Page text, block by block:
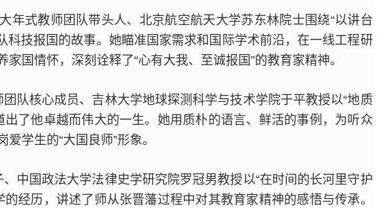
年式教师团队带头人、北京航空航天大学苏东林院士围绕“以讲台
科技报国的故事。她瞄准国家需求和国际学术前沿，在一线工程研
国情怀，深刻诠释了“心有大我、至诚报国”的教育家精神。
队核心成员、吉林大学地球探测科学与技术学院于平教授以“地质
了他卓越而伟大的一生。她用质朴的语言、鲜活的事例，为听众
学生的“大国良师”形象。
中国政法大学法律史学研究院罗冠男教授以“在时间的长河里守护
经历，讲述了师从张晋藩过程中对其教育家精神的感悟与传承。